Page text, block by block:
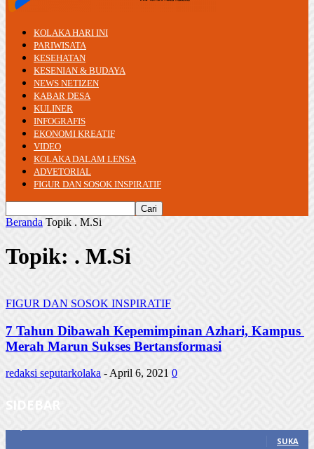
KOLAKA HARI INI
PARIWISATA
KESEHATAN
KESENIAN & BUDAYA
NEWS NETIZEN
KABAR DESA
KULINER
INFOGRAFIS
EKONOMI KREATIF
VIDEO
KOLAKA DALAM LENSA
ADVETORIAL
FIGUR DAN SOSOK INSPIRATIF
Beranda Topik . M.Si
Topik: . M.Si
FIGUR DAN SOSOK INSPIRATIF
7 Tahun Dibawah Kepemimpinan Azhari, Kampus
Merah Marun Sukses Bertansformasi
redaksi seputarkolaka - April 6, 2021 0
SUKA